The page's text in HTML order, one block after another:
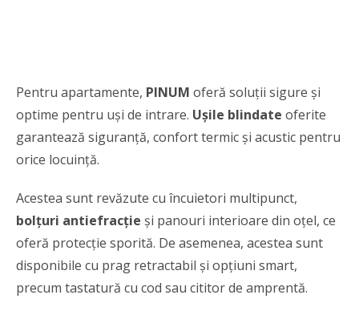
Pentru apartamente, PINUM oferă soluţii sigure și
optime pentru uşi de intrare. Uşile blindate oferite
garantează siguranță, confort termic și acustic pentru
orice locuință.
Acestea sunt revăzute cu încuietori multipunct,
bolțuri antiefracție și panouri interioare din oțel, ce
oferă protecție sporită. De asemenea, acestea sunt
disponibile cu prag retractabil și opțiuni smart,
precum tastatură cu cod sau cititor de amprentă.